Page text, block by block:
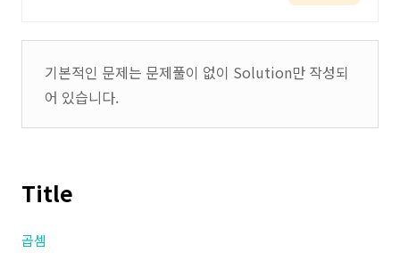
기본적인 문제는 문제풀이 없이 Solution만 작성되
어 있습니다.
Title
곱셈